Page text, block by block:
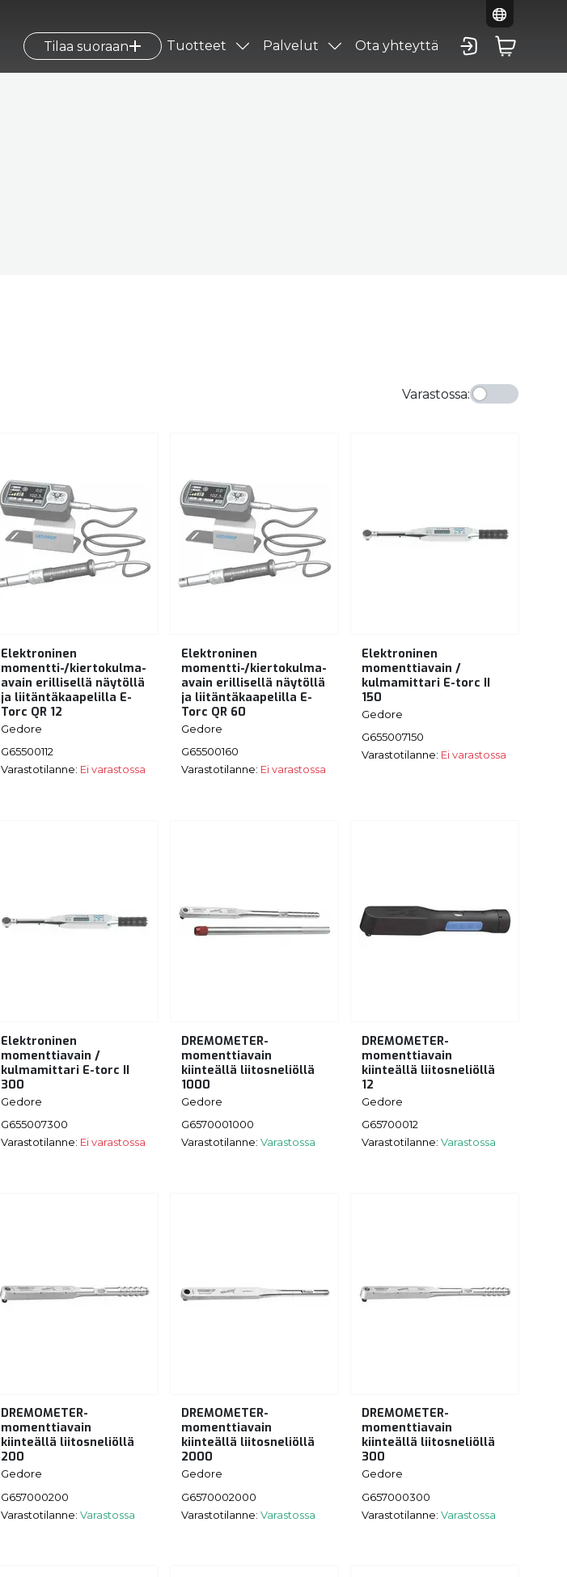
Tilaa suoraan Tuotteet Palvelut Ota yhteyttä
Varastossa:
Elektroninen
momentti-/kiertokulma-
avain erillisellä näytöllä
ja liitäntäkaapelilla E-
Torc QR 12
Gedore
G65500112
Varastotilanne: Ei varastossa
Elektroninen
momentti-/kiertokulma-
avain erillisellä näytöllä
ja liitäntäkaapelilla E-
Torc QR 60
Gedore
G65500160
Varastotilanne: Ei varastossa
Elektroninen
momenttiavain /
kulmamittari E-torc II
150
Gedore
G655007150
Varastotilanne: Ei varastossa
Elektroninen
momenttiavain /
kulmamittari E-torc II
300
Gedore
G655007300
Varastotilanne: Ei varastossa
DREMOMETER-
momenttiavain
kiinteällä liitosneliöllä
1000
Gedore
G6570001000
Varastotilanne: Varastossa
DREMOMETER-
momenttiavain
kiinteällä liitosneliöllä
12
Gedore
G65700012
Varastotilanne: Varastossa
DREMOMETER-
momenttiavain
kiinteällä liitosneliöllä
200
Gedore
G657000200
Varastotilanne: Varastossa
DREMOMETER-
momenttiavain
kiinteällä liitosneliöllä
2000
Gedore
G6570002000
Varastotilanne: Varastossa
DREMOMETER-
momenttiavain
kiinteällä liitosneliöllä
300
Gedore
G657000300
Varastotilanne: Varastossa